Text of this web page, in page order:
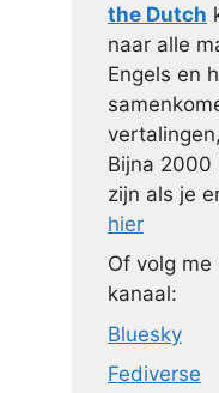
the Dutch
naar alle
Engels en
Bijna 2000
zijn als je
hier
Of volg
kanaal:
Bluesky
Fediverse